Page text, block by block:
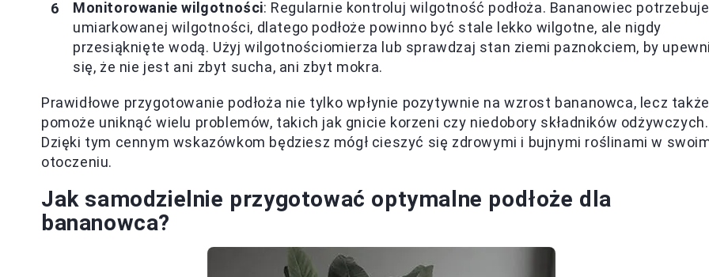
Monitorowanie wilgotności: Regularnie kontroluj wilgotność podłoża. Bananowiec potrzebuje
umiarkowanej wilgotności, dlatego podłoże powinno być stale lekko wilgotne, ale nigdy
przesiąknięte wodą. Użyj wilgotnościomierza lub sprawdzaj stan ziemi paznokciem, by
się, że nie jest ani zbyt sucha, ani zbyt mokra.
Prawidłowe przygotowanie podłoża nie tylko wpłynie pozytywnie na wzrost bananowca, lecz także
pomoże uniknąć wielu problemów, takich jak gnicie korzeni czy niedobory składników odżywczych.
Dzięki tym cennym wskazówkom będziesz mógł cieszyć się zdrowymi i bujnymi roślinami w
otoczeniu.
Jak samodzielnie przygotować optymalne podłoże dla
bananowca?